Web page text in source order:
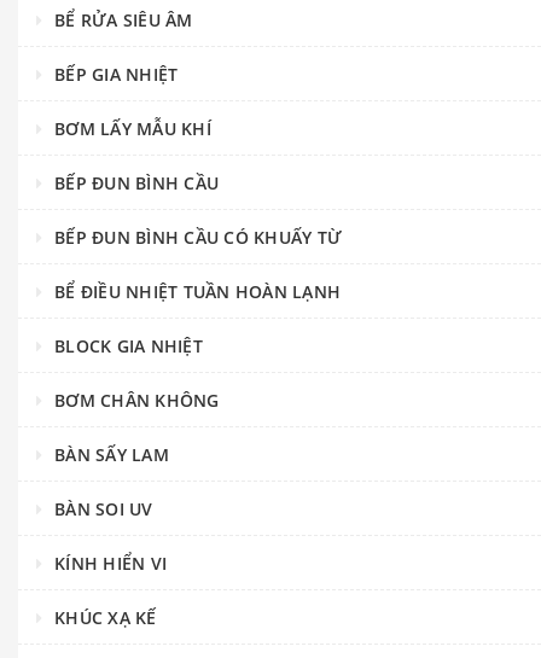
BỂ RỬA SIÊU ÂM
BẾP GIA NHIỆT
BƠM LẤY MẪU KHÍ
BẾP ĐUN BÌNH CẦU
BẾP ĐUN BÌNH CẦU CÓ KHUẤY TỪ
BỂ ĐIỀU NHIỆT TUẦN HOÀN LẠNH
BLOCK GIA NHIỆT
BƠM CHÂN KHÔNG
BÀN SẤY LAM
BÀN SOI UV
KÍNH HIỂN VI
KHÚC XẠ KẾ